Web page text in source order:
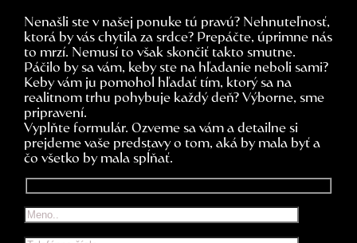
Nenašli ste v našej ponuke tú pravú? Nehnuteľnosť,
ktorá by vás chytila za srdce? Prepáčte, úprimne nás
to mrzí. Nemusí to však skončiť takto smutne.
Páčilo by sa vám, keby ste na hľadanie neboli sami?
Keby vám ju pomohol hľadať tím, ktorý sa na
realitnom trhu pohybuje každý deň? Výborne, sme
pripravení.
Vyplňte formulár. Ozveme sa vám a detailne si
prejdeme vaše predstavy o tom, aká by mala byť a
čo všetko by mala spĺňať.